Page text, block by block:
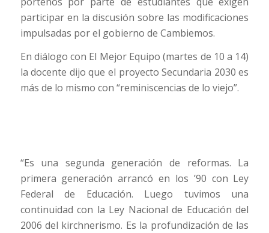
participar en la discusión sobre las modificaciones
impulsadas por el gobierno de Cambiemos.
En diálogo con El Mejor Equipo (martes de 10 a 14)
la docente dijo que el proyecto Secundaria 2030 es
más de lo mismo con “reminiscencias de lo viejo”.
“Es una segunda generación de reformas. La
primera generación arrancó en los ’90 con Ley
Federal de Educación. Luego tuvimos una
continuidad con la Ley Nacional de Educación del
2006 del kirchnerismo. Es la profundización de las